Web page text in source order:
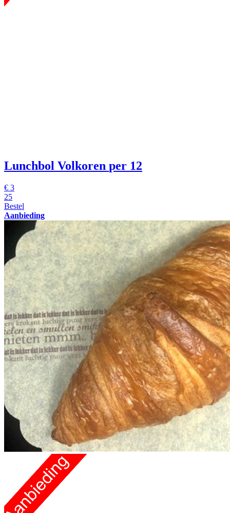
Lunchbol Volkoren per 12
€ 3
25
Bestel
Aanbieding